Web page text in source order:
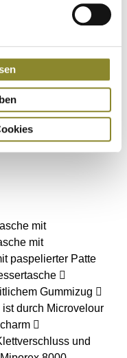
In den Warenkorb
mit
mit
paspelierter Patte

Gummizug 
durch Microvelour

und